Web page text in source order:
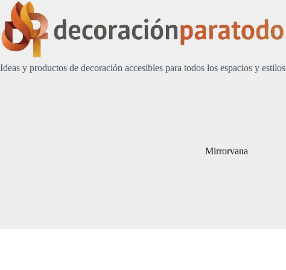
Saltar
contenido
Ideas y productos de decoración accesibles para todos los espacios y estilos
Mirrorvana